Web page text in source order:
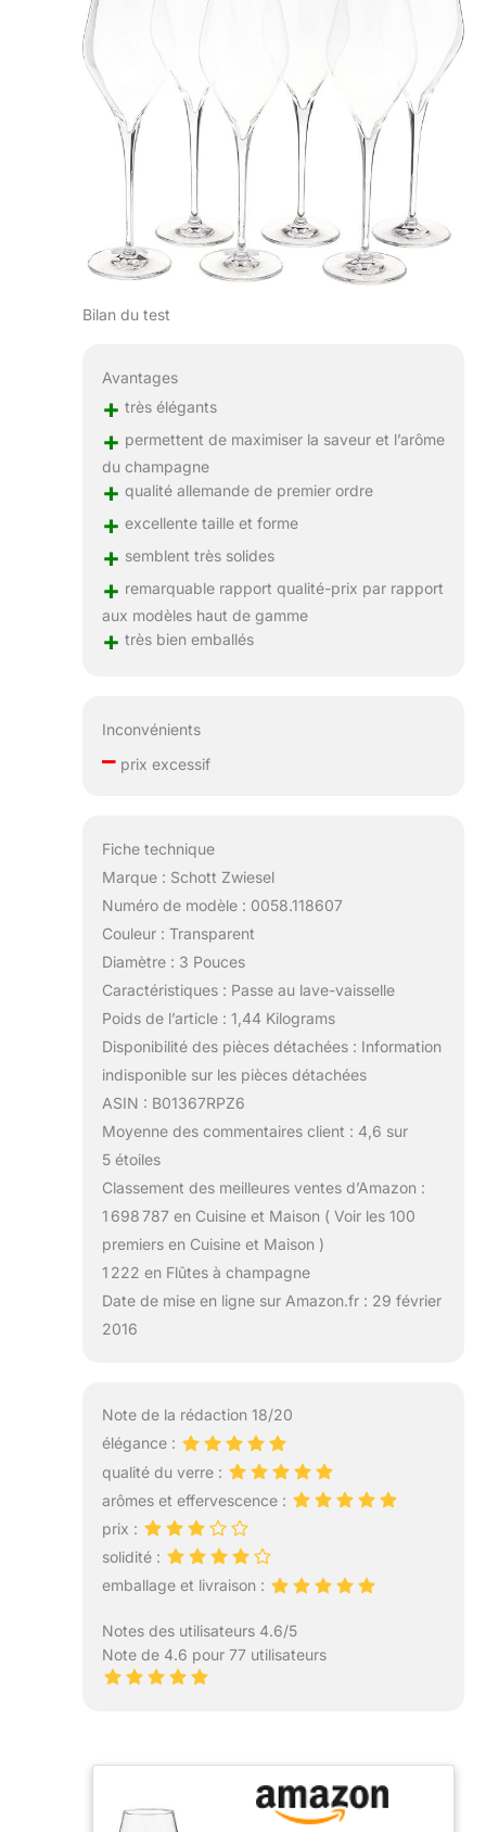
Bilan du test
Avantages
+ très élégants
+ permettent de maximiser la saveur et l’arôme
du champagne
+ qualité allemande de premier ordre
+ excellente taille et forme
+ semblent très solides
+ remarquable rapport qualité-prix par rapport
aux modèles haut de gamme
+ très bien emballés
Inconvénients
–prix excessif
Fiche technique
Marque : Schott Zwiesel
Numéro de modèle : 0058.118607
Couleur : Transparent
Diamètre : 3 Pouces
Caractéristiques : Passe au lave-vaisselle
Poids de l’article : 1,44 Kilograms
Disponibilité des pièces détachées : Information
indisponible sur les pièces détachées
ASIN : B01367RPZ6
Moyenne des commentaires client : 4,6 sur
5 étoiles
Classement des meilleures ventes d’Amazon :
1 698 787 en Cuisine et Maison ( Voir les 100
premiers en Cuisine et Maison )
1 222 en Flûtes à champagne
Date de mise en ligne sur Amazon.fr : 29 février
2016
Note de la rédaction 18/20
élégance :
qualité du verre :
arômes et effervescence :
prix :
solidité :
emballage et livraison :
Notes des utilisateurs 4.6/5
Note de 4.6 pour 77 utilisateurs